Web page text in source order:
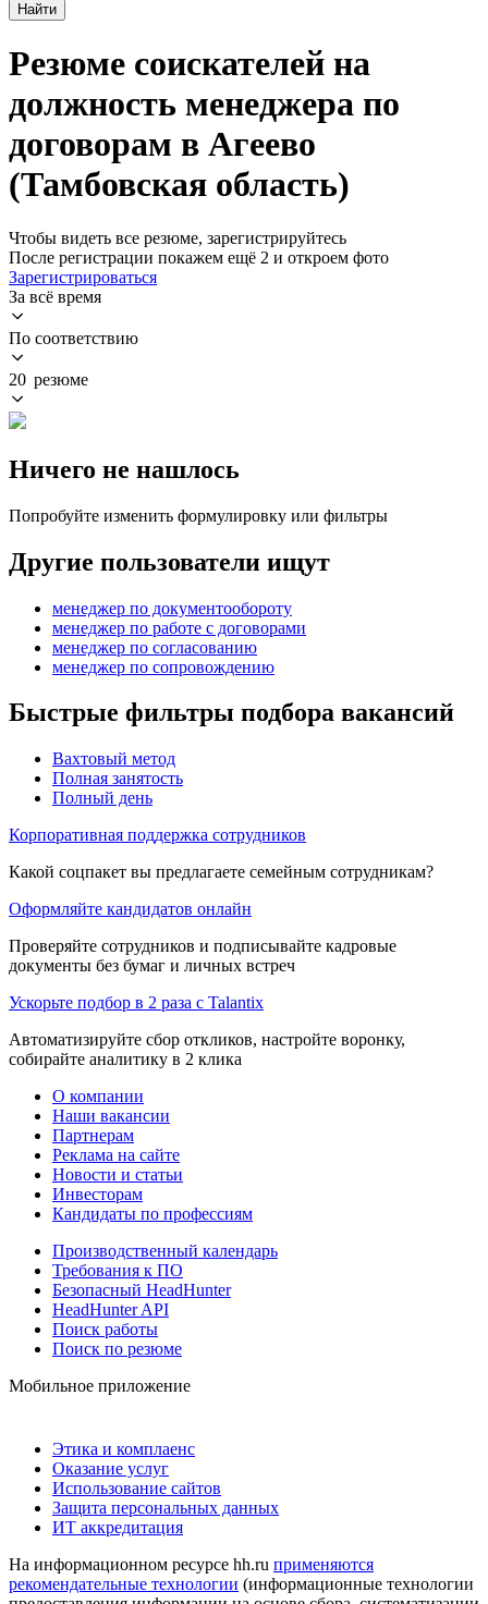
Найти
Резюме соискателей на
должность менеджера по
договорам в Агеево
(Тамбовская область)
Чтобы видеть все резюме, зарегистрируйтесь
После регистрации покажем ещё 2 и откроем фото
Зарегистрироваться
За всё время
По соответствию
20 резюме
Ничего не нашлось
Попробуйте изменить формулировку или фильтры
Другие пользователи ищут
менеджер по документообороту
менеджер по работе с договорами
менеджер по согласованию
менеджер по сопровождению
Быстрые фильтры подбора вакансий
Вахтовый метод
Полная занятость
Полный день
Корпоративная поддержка сотрудников
Какой соцпакет вы предлагаете семейным сотрудникам?
Оформляйте кандидатов онлайн
Проверяйте сотрудников и подписывайте кадровые
документы без бумаг и личных встреч
Ускорьте подбор в 2 раза с Talantix
Автоматизируйте сбор откликов, настройте воронку,
собирайте аналитику в 2 клика
О компании
Наши вакансии
Партнерам
Реклама на сайте
Новости и статьи
Инвесторам
Кандидаты по профессиям
Производственный календарь
Требования к ПО
Безопасный HeadHunter
HeadHunter API
Поиск работы
Поиск по резюме
Мобильное приложение
Этика и комплаенс
Оказание услуг
Использование сайтов
Защита персональных данных
ИТ аккредитация
На информационном ресурсе hh.ru применяются
рекомендательные технологии (информационные технологии